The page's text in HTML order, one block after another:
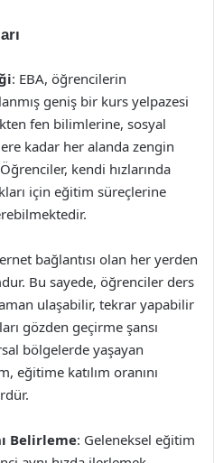
: EBA, öğrencilerin
geniş bir kurs yelpazesi
fen bilimlerine, sosyal
kadar her alanda zengin
kendi hızlarında
için eğitim süreçlerine
bağlantısı olan her yerden
Bu sayede, öğrenciler ders
ulaşabilir, tekrar yapabilir
gözden geçirme şansı
bölgelerde yaşayan
eğitime katılım oranını
Belirleme: Geleneksel eğitim